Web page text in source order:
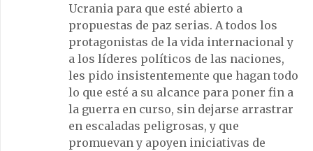
Ucrania para que esté abierto a
propuestas de paz serias. A todos los
protagonistas de la vida internacional y
a los líderes políticos de las naciones,
les pido insistentemente que hagan todo
lo que esté a su alcance para poner fin a
la guerra en curso, sin dejarse arrastrar
en escaladas peligrosas, y que
promuevan y apoyen iniciativas de